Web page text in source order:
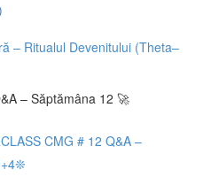
– Ritualul Devenitului (Theta–
– Săptămâna 12 🚀
CMG # 12 Q&A –